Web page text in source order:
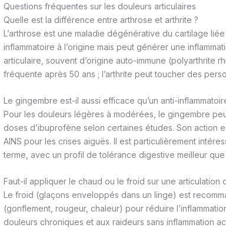
Questions fréquentes sur les douleurs articulaires
Quelle est la différence entre arthrose et arthrite ?
L’arthrose est une maladie dégénérative du cartilage
inflammatoire à l’origine mais peut générer une
articulaire, souvent d’origine auto-immune (polyarthrite
fréquente après 50 ans ; l’arthrite peut toucher des
Le gingembre est-il aussi efficace qu’un anti-
Pour les douleurs légères à modérées, le gingembre
doses d’ibuprofène selon certaines études. Son action
AINS pour les crises aiguës. Il est particulièrement
terme, avec un profil de tolérance digestive meilleur que
Faut-il appliquer le chaud ou le froid sur une articulation
Le froid (glaçons enveloppés dans un linge) est
(gonflement, rougeur, chaleur) pour réduire
douleurs chroniques et aux raideurs sans inflammation